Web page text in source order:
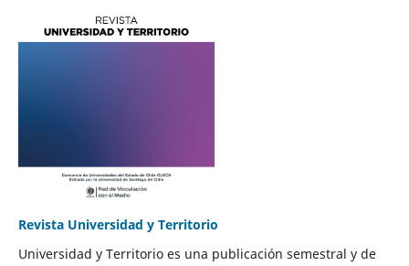
Revista Universidad y Territorio
Universidad y Territorio es una publicación semestral y de